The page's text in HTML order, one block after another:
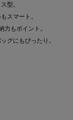
型。
スマート。
力もポイント。
グにもぴったり。